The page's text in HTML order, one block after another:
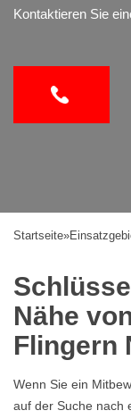
Kontaktieren Sie
Startseite»
Nähe
Flingern
Wenn Sie ein
auf der Suche nach